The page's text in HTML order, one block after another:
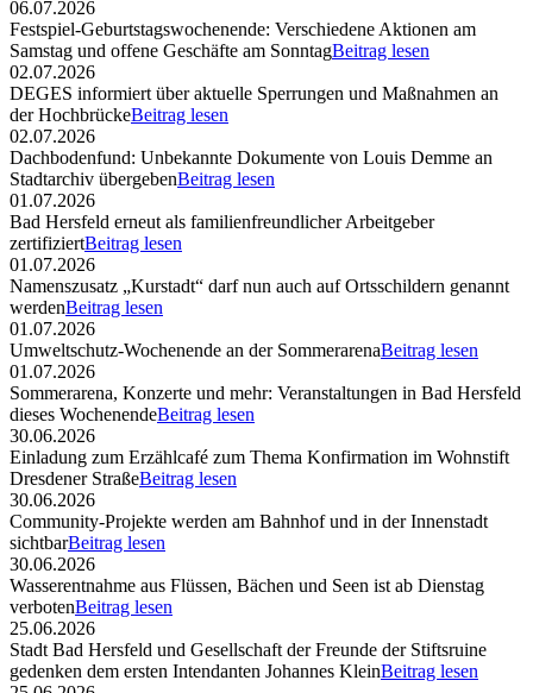
06.07.2026
Festspiel-Geburtstagswochenende: Verschiedene Aktionen am
Samstag und offene Geschäfte am SonntagBeitrag lesen
02.07.2026
DEGES informiert über aktuelle Sperrungen und Maßnahmen an
der HochbrückeBeitrag lesen
02.07.2026
Dachbodenfund: Unbekannte Dokumente von Louis Demme an
Stadtarchiv übergebenBeitrag lesen
01.07.2026
Bad Hersfeld erneut als familienfreundlicher Arbeitgeber
zertifiziertBeitrag lesen
01.07.2026
Namenszusatz „Kurstadt“ darf nun auch auf Ortsschildern genannt
werdenBeitrag lesen
01.07.2026
Umweltschutz-Wochenende an der SommerarenaBeitrag lesen
01.07.2026
Sommerarena, Konzerte und mehr: Veranstaltungen in Bad Hersfeld
dieses WochenendeBeitrag lesen
30.06.2026
Einladung zum Erzählcafé zum Thema Konfirmation im Wohnstift
Dresdener StraßeBeitrag lesen
30.06.2026
Community-Projekte werden am Bahnhof und in der Innenstadt
sichtbarBeitrag lesen
30.06.2026
Wasserentnahme aus Flüssen, Bächen und Seen ist ab Dienstag
verbotenBeitrag lesen
25.06.2026
Stadt Bad Hersfeld und Gesellschaft der Freunde der Stiftsruine
gedenken dem ersten Intendanten Johannes KleinBeitrag lesen